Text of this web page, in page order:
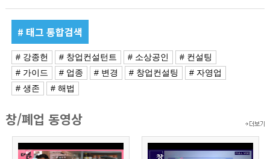
# 태그 통합검색
# 강종헌 # 창업컨설턴트 # 소상공인
# 컨설팅
# 가이드
# 업종 # 변경 # 창업컨설팅
# 자영업
# 생존
# 해법
창/폐업 동영상